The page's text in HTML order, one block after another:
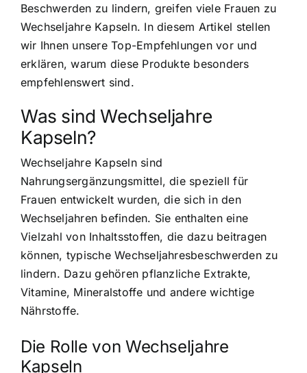
Beschwerden zu lindern, greifen viele Frauen zu
Wechseljahre Kapseln. In diesem Artikel stellen
wir Ihnen unsere Top-Empfehlungen vor und
erklären, warum diese Produkte besonders
empfehlenswert sind.
Was sind Wechseljahre
Kapseln?
Wechseljahre Kapseln sind
Nahrungsergänzungsmittel, die speziell für
Frauen entwickelt wurden, die sich in den
Wechseljahren befinden. Sie enthalten eine
Vielzahl von Inhaltsstoffen, die dazu beitragen
können, typische Wechseljahresbeschwerden zu
lindern. Dazu gehören pflanzliche Extrakte,
Vitamine, Mineralstoffe und andere wichtige
Nährstoffe.
Die Rolle von Wechseljahre
Kapseln